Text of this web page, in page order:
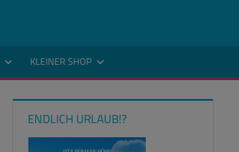
KLEINER SHOP
ENDLICH URLAUB!?